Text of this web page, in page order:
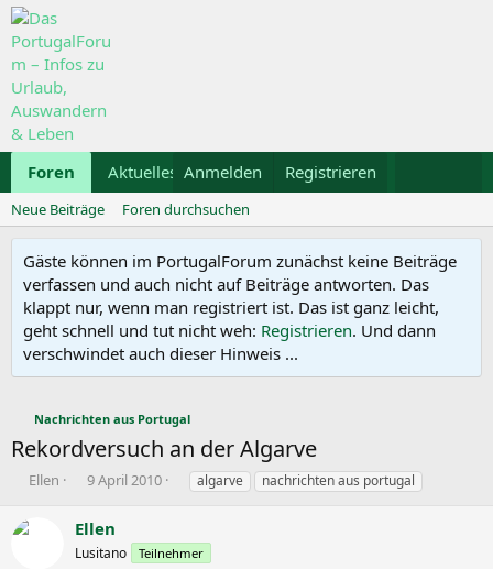
Foren Aktuelles Galerie Kalender
Anmelden Registrieren
Neue Beiträge Foren durchsuchen
Gäste können im PortugalForum zunächst keine Beiträge
verfassen und auch nicht auf Beiträge antworten. Das
klappt nur, wenn man registriert ist. Das ist ganz leicht,
geht schnell und tut nicht weh: Registrieren. Und dann
verschwindet auch dieser Hinweis ...
Nachrichten aus Portugal
Rekordversuch an der Algarve
E
s
t
Ellen
E
s
t
e
9 April 2010
S
l
a
algarve nachrichten aus portugal
Ellen
Lusitano Teilnehmer